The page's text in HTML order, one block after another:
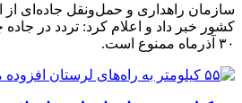
۳۰ آذرماه ممنوع است.